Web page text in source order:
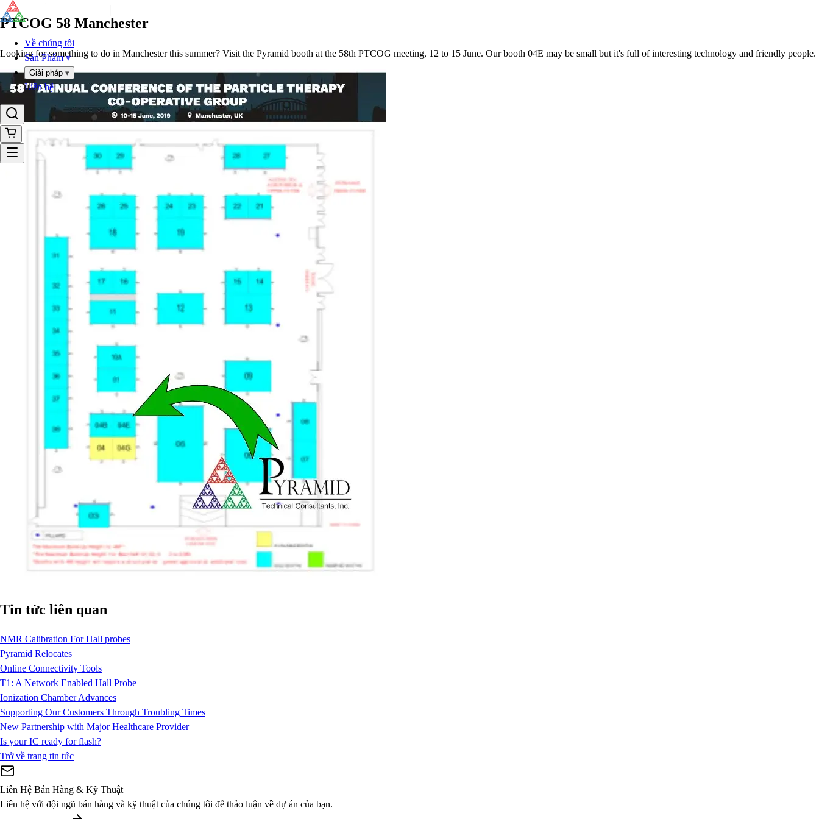
Về chúng tôi
Sản Phẩm▾
Giải pháp ▾
Liên hệ
PTCOG 58 Manchester
Looking for something to do in Manchester this summer? Visit the Pyramid booth at the 58th PTCOG meeting, 12 to 15 June. Our booth 04E may be small but it's full of interesting technology and friendly people.
Tin tức liên quan
NMR Calibration For Hall probes
Pyramid Relocates
Online Connectivity Tools
T1: A Network Enabled Hall Probe
Ionization Chamber Advances
Supporting Our Customers Through Troubling Times
New Partnership with Major Healthcare Provider
Is your IC ready for flash?
Trở về trang tin tức
Liên Hệ Bán Hàng & Kỹ Thuật
Liên hệ với đội ngũ bán hàng và kỹ thuật của chúng tôi để thảo luận về dự án của bạn.